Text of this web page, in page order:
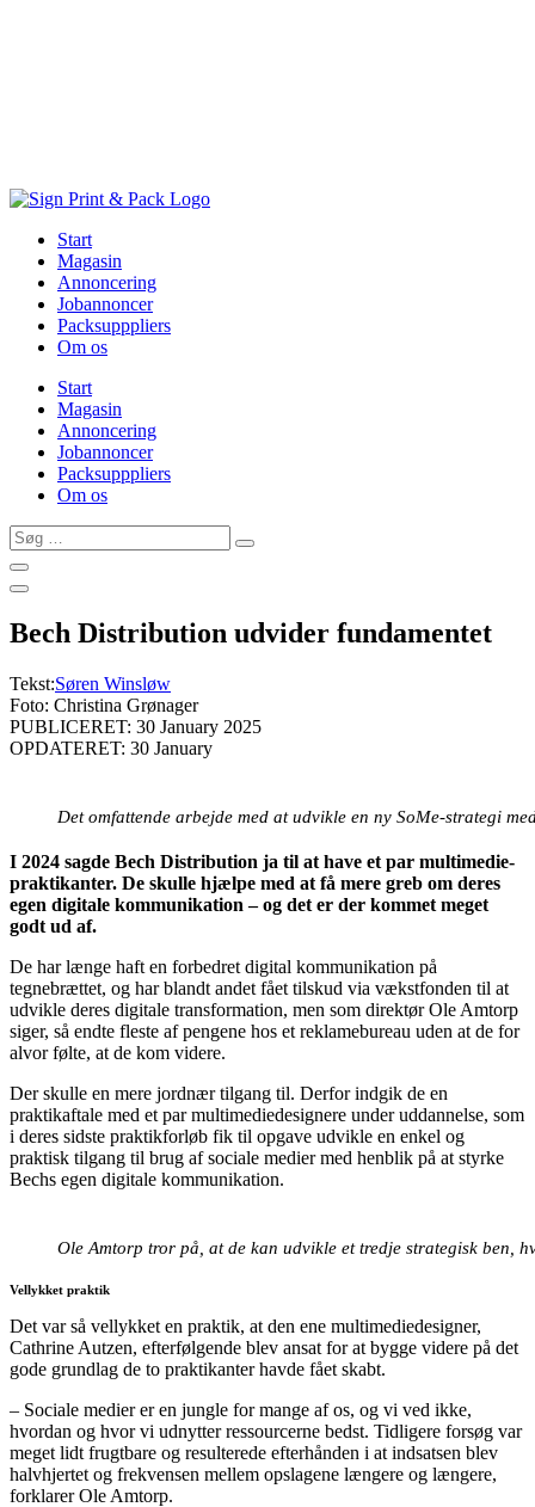
Start
Magasin
Annoncering
Jobannoncer
Packsupppliers
Om os
Start
Magasin
Annoncering
Jobannoncer
Packsupppliers
Om os
Søg
…
Bech Distribution udvider fundamentet
Tekst:Søren Winsløw
Foto: Christina Grønager
PUBLICERET: 30 January 2025
OPDATERET: 30 January
Det omfattende arbejde med at udvikle en ny SoMe-strategi
I 2024 sagde Bech Distribution ja til at have et par multimedie-
praktikanter. De skulle hjælpe med at få mere greb om deres
egen digitale kommunikation – og det er der kommet meget
godt ud af.
De har længe haft en forbedret digital kommunikation på
tegnebrættet, og har blandt andet fået tilskud via vækstfonden til at
udvikle deres digitale transformation, men som direktør Ole Amtorp
siger, så endte fleste af pengene hos et reklamebureau uden at de for
alvor følte, at de kom videre.
Der skulle en mere jordnær tilgang til. Derfor indgik de en
praktikaftale med et par multimediedesignere under uddannelse, som
i deres sidste praktikforløb fik til opgave udvikle en enkel og
praktisk tilgang til brug af sociale medier med henblik på at styrke
Bechs egen digitale kommunikation.
Ole Amtorp tror på, at de kan udvikle et tredje strategisk ben,
Vellykket praktik
Det var så vellykket en praktik, at den ene multimediedesigner,
Cathrine Autzen, efterfølgende blev ansat for at bygge videre på det
gode grundlag de to praktikanter havde fået skabt.
– Sociale medier er en jungle for mange af os, og vi ved ikke,
hvordan og hvor vi udnytter ressourcerne bedst. Tidligere forsøg var
meget lidt frugtbare og resulterede efterhånden i at indsatsen blev
halvhjertet og frekvensen mellem opslagene længere og længere,
forklarer Ole Amtorp.